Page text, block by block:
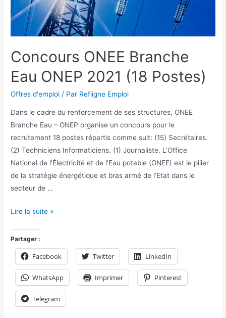
Concours ONEE Branche
Eau ONEP 2021 (18 Postes)
Offres d'emploi / Par Refligne Emploi
Dans le cadre du renforcement de ses structures, ONEE
Branche Eau – ONEP organise un concours pour le
recrutement 18 postes répartis comme suit: (15) Secrétaires.
(2) Techniciens Informaticiens. (1) Journaliste. L’Office
National de l’Électricité et de l’Eau potable (ONEE) est le pilier
de la stratégie énergétique et bras armé de l’Etat dans le
secteur de …
Lire la suite »
Partager :
Facebook Twitter LinkedIn
WhatsApp Imprimer Pinterest
Telegram